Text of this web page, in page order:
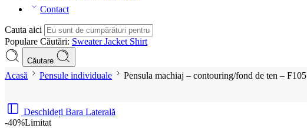
Contact
Cauta aici
Populare Căutări: SweaterJacket Shirt
Căutare
Acasă Pensule individuale Pensula machiaj – contouring/fond de ten – F105
Deschideți Bara Laterală
-40%Limitat